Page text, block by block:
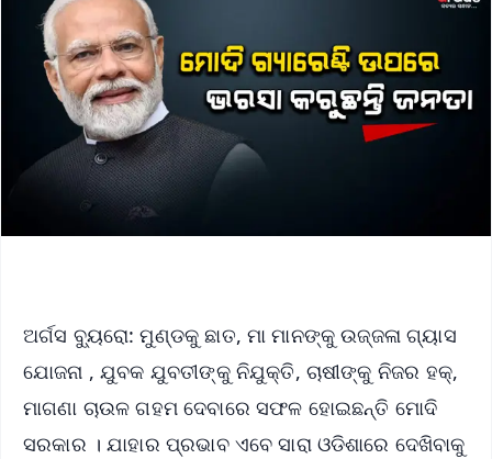
ଅର୍ଗସ ବ୍ୟୁରୋ: ମୁଣ୍ଡକୁ ଛାତ, ମା ମାନଙ୍କୁ ଉଜ୍ଜଳା ଗ୍ୟାସ
ଯୋଜନା , ଯୁବକ ଯୁବତୀଙ୍କୁ ନିଯୁକ୍ତି, ଚାଷୀଙ୍କୁ ନିଜର ହକ୍,
ମାଗଣା ଚାଉଳ ଗହମ ଦେବାରେ ସଫଳ ହୋଇଛନ୍ତି ମୋଦି
ସରକାର । ଯାହାର ପ୍ରଭାବ ଏବେ ସାରା ଓଡିଶାରେ ଦେଖିବାକୁ